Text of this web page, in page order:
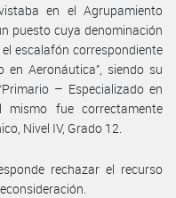
en el Agrupamiento
puesto cuya denominación
escalafón correspondiente
en Aeronáutica”, siendo su
– Especializado en
mismo fue correctamente
Nivel IV, Grado 12.
rechazar el recurso